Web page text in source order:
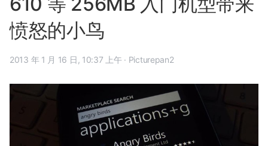
愤怒的小鸟
2013 年 1 月 16 日, 10:37 上午 · Picturepan2